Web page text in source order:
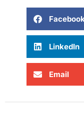
Facebook
LinkedIn
Email